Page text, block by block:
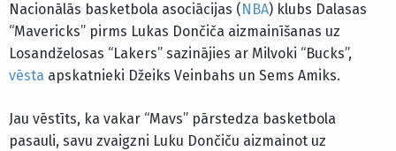
Nacionālās basketbola asociācijas ( NBA) klubs Dalasas
“Mavericks” pirms Lukas Dončiča aizmainīšanas uz
Losandželosas “Lakers” sazinājies ar Milvoki “Bucks”,
vēsta apskatnieki Džeiks Veinbahs un Sems Amiks.
Jau vēstīts, ka vakar “Mavs” pārstedza basketbola
pasauli, savu zvaigzni Luku Dončiču aizmainot uz